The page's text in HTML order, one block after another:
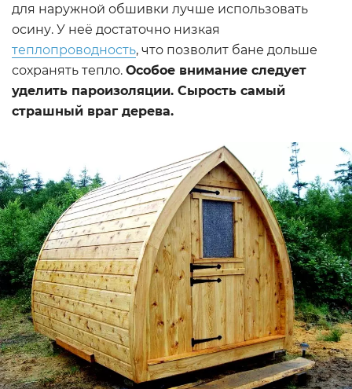
для наружной обшивки лучше использовать
осину. У неё достаточно низкая
теплопроводность, что позволит бане дольше
сохранять тепло. Особое внимание следует
уделить пароизоляции. Сырость самый
страшный враг дерева.